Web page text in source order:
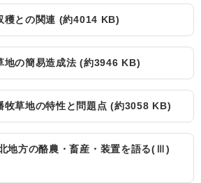
穫との関連 (約4014 KB)
地の簡易造成法 (約3946 KB)
牧草地の特性と問題点 (約3058 KB)
地方の酪農・畜産・装置を語る(Ⅲ)